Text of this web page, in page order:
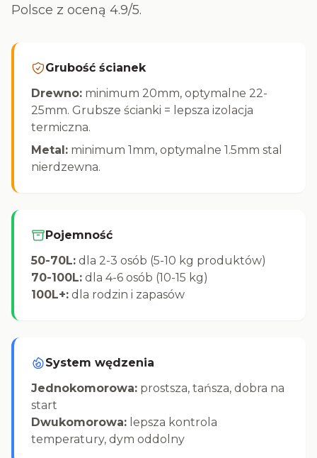
Polsce z oceną 4.9/5.
Grubość ścianek
Drewno: minimum 20mm, optymalne 22-
25mm. Grubsze ścianki = lepsza izolacja
termiczna.
Metal: minimum 1mm, optymalne 1.5mm stal
nierdzewna.
Pojemność
50-70L: dla 2-3 osób (5-10 kg produktów)
70-100L: dla 4-6 osób (10-15 kg)
100L+: dla rodzin i zapasów
System wędzenia
Jednokomorowa: prostsza, tańsza, dobra na
start
Dwukomorowa: lepsza kontrola
temperatury, dym oddolny